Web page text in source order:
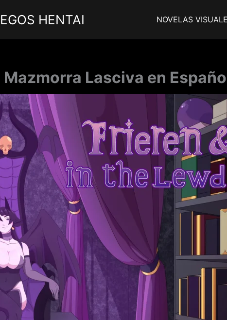
HENTAI NOVELAS
Mazmorra Lasciva en